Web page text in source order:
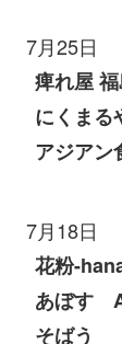
7月25日
痺れ屋
にくまる
アジアン
7月18日
花粉-
あぼす
そばう